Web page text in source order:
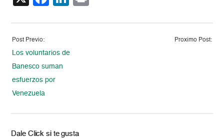
Post Previo:
Los voluntarios de
Banesco suman
esfuerzos por
Venezuela
Proximo Post:
Dale Click si te gusta